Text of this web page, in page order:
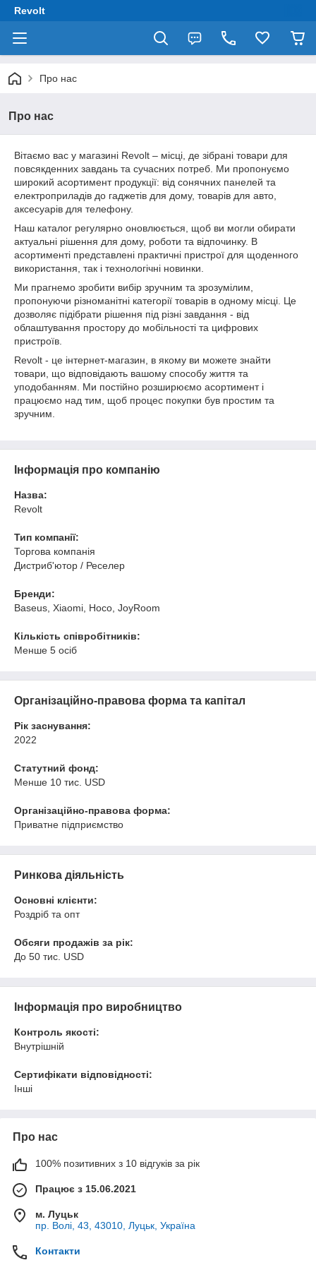
Revolt
Про нас
Про нас
Вітаємо вас у магазині Revolt – місці, де зібрані товари для
повсякденних завдань та сучасних потреб. Ми пропонуємо
широкий асортимент продукції: від сонячних панелей та
електроприладів до гаджетів для дому, товарів для авто,
аксесуарів для телефону.
Наш каталог регулярно оновлюється, щоб ви могли обирати
актуальні рішення для дому, роботи та відпочинку. В
асортименті представлені практичні пристрої для щоденного
використання, так і технологічні новинки.
Ми прагнемо зробити вибір зручним та зрозумілим,
пропонуючи різноманітні категорії товарів в одному місці. Це
дозволяє підібрати рішення під різні завдання - від
облаштування простору до мобільності та цифрових
пристроїв.
Revolt - це інтернет-магазин, в якому ви можете знайти
товари, що відповідають вашому способу життя та
уподобанням. Ми постійно розширюємо асортимент і
працюємо над тим, щоб процес покупки був простим та
зручним.
Інформація про компанію
Назва:
Revolt
Тип компанії:
Торгова компанія
Дистриб'ютор / Реселер
Бренди:
Baseus, Xiaomi, Hoco, JoyRoom
Кількість співробітників:
Менше 5 осіб
Організаційно-правова форма та капітал
Рік заснування:
2022
Статутний фонд:
Менше 10 тис. USD
Організаційно-правова форма:
Приватне підприємство
Ринкова діяльність
Основні клієнти:
Роздріб та опт
Обсяги продажів за рік:
До 50 тис. USD
Інформація про виробництво
Контроль якості:
Внутрішній
Сертифікати відповідності:
Інші
Про нас
100% позитивних з 10 відгуків за рік
Працює з 15.06.2021
м. Луцьк
пр. Волі, 43, 43010, Луцьк, Україна
Контакти